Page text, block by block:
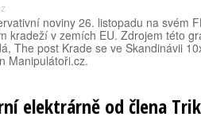
noviny 26. listopadu na svém
kradeží v zemích EU. Zdrojem této
The post Krade se ve Skandinávii
Manipulátoři.cz.
elektrárně od člena